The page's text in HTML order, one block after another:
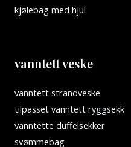
kjølebag med hjul
vanntett veske
vanntett strandveske
tilpasset vanntett ryggsekk
vanntette duffelsekker
svømmebag